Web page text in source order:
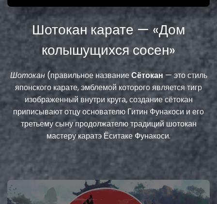
Шотокан карате — «Дом
колышущихся сосен»
Шотокан(правильное названиеСётокан — это стиль
японского карате, эмблемой которого является тигр
изображенный внутри круга, создание сётокан
приписывают отцу основателю Гитин Фунакоси и его
третьему сыну продолжателю традиций шотокан
мастеру каратэ Ёситаке Фунакоси.